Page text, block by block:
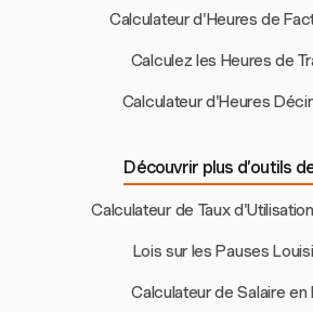
Calculateur d'Heures de
Calculez les Heures de
Calculateur d'Heures
Découvrir plus d’outils
Calculateur de Taux
Lois sur les Pauses
Calculateur de Salaire en